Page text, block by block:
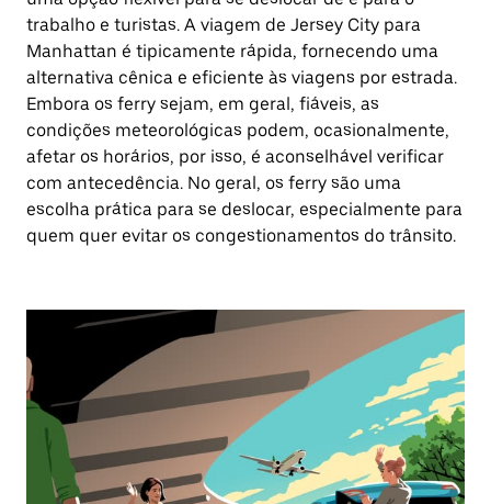
trabalho e turistas. A viagem de Jersey City para
Manhattan é tipicamente rápida, fornecendo uma
alternativa cênica e eficiente às viagens por estrada.
Embora os ferry sejam, em geral, fiáveis, as
condições meteorológicas podem, ocasionalmente,
afetar os horários, por isso, é aconselhável verificar
com antecedência. No geral, os ferry são uma
escolha prática para se deslocar, especialmente para
quem quer evitar os congestionamentos do trânsito.